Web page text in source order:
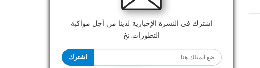
اشترك في النشرة الإخبارية لدينا من أجل مواكبة
التطورات.نخ
اشترك